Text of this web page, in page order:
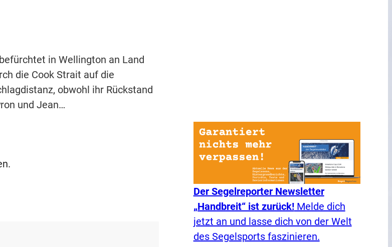
in Wellington an Land
die Cook Strait auf die
obwohl ihr Rückstand
und Jean…
Der Segelreporter Newsletter
„Handbreit“ ist zurück!Melde dich
jetzt an und lasse dich von der Welt
des Segelsports faszinieren.